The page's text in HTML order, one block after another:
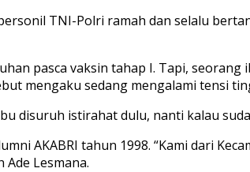
TNI-Polri ramah dan selalu
pasca vaksin tahap I. Tapi,
mengaku sedang mengalami tensi
disuruh istirahat dulu, nanti kalau
AKABRI tahun 1998. “Kami dari
Ade Lesmana.